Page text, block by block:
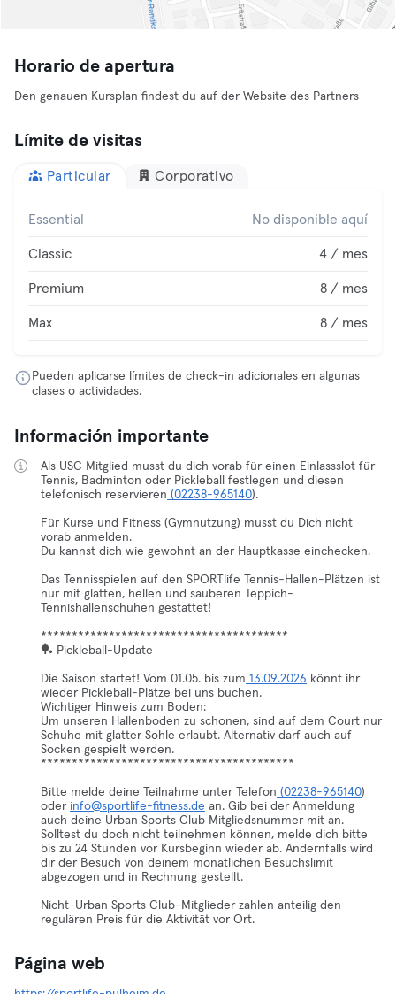
Horario de apertura
Den genauen Kursplan findest du auf der Website des Partners
Límite de visitas
Particular Corporativo
Essential No disponible aquí
Classic 4 / mes
Premium 8 / mes
Max 8 / mes
Pueden aplicarse límites de check-in adicionales en algunas
clases o actividades.
Información importante
Als USC Mitglied musst du dich vorab für einen Einlassslot für
Tennis, Badminton oder Pickleball festlegen und diesen
telefonisch reservieren (02238-965140).
Für Kurse und Fitness (Gymnutzung) musst du Dich nicht
vorab anmelden.
Du kannst dich wie gewohnt an der Hauptkasse einchecken.
Das Tennisspielen auf den SPORTlife Tennis-Hallen-Plätzen ist
nur mit glatten, hellen und sauberen Teppich-
Tennishallenschuhen gestattet!
****************************************
🏓 Pickleball-Update
Die Saison startet! Vom 01.05. bis zum 13.09.2026 könnt ihr
wieder Pickleball-Plätze bei uns buchen.
Wichtiger Hinweis zum Boden:
Um unseren Hallenboden zu schonen, sind auf dem Court nur
Schuhe mit glatter Sohle erlaubt. Alternativ darf auch auf
Socken gespielt werden.
*****************************************
Bitte melde deine Teilnahme unter Telefon (02238-965140)
oder info@sportlife-fitness.de an. Gib bei der Anmeldung
auch deine Urban Sports Club Mitgliedsnummer mit an.
Solltest du doch nicht teilnehmen können, melde dich bitte
bis zu 24 Stunden vor Kursbeginn wieder ab. Andernfalls wird
dir der Besuch von deinem monatlichen Besuchslimit
abgezogen und in Rechnung gestellt.
Nicht-Urban Sports Club-Mitglieder zahlen anteilig den
regulären Preis für die Aktivität vor Ort.
Página web